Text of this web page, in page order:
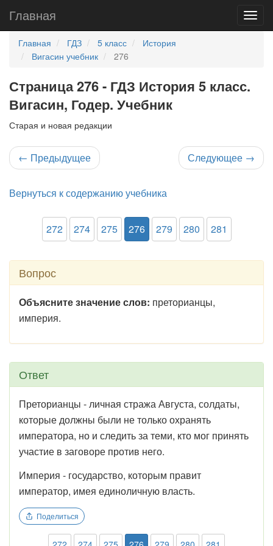
Главная
Главная ГДЗ 5 класс
История
Вигасин учебник
276
Страница 276 - ГДЗ История 5 класс.
Вигасин, Годер. Учебник
Старая и новая редакции
← Предыдущее Следующее →
Вернуться к содержанию учебника
272 274 275 276 279 280 281
Вопрос
Объясните значение слов: преторианцы,
империя.
Ответ
Преторианцы - личная стража Августа, солдаты,
которые должны были не только охранять
императора, но и следить за теми, кто мог принять
участие в заговоре против него.
Империя - государство, которым правит
император, имея единоличную власть.
Поделиться